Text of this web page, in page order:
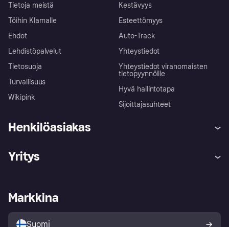
Tietoja meistä
Töihin Klarnalle
Ehdot
Lehdistöpalvelut
Tietosuoja
Turvallisuus
Wikipink
Kestävyys
Esteettömyys
Auto-Track
Yhteystiedot
Yhteystiedot viranomaisten
tietopyynnöille
Hyvä hallintotapa
Sijoittajasuhteet
Henkilöasiakas
Kirjaudu sisään
Tutustu kauppoihin
Ostajan turva
Yritys
Kirjaudu sisään yrityksenä
Markkina
Suomi